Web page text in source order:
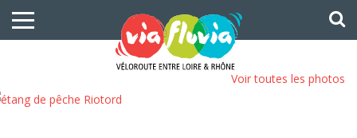
Voir toutes les photos